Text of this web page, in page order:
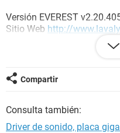
Versión EVEREST
Sitio Web http://
Tipo de informe Asistente
Ordenador DEYAGUSS-
Sistema operativo
5.1.2600 (WinXP Retail)
Hora 09:57
Compartir
Consulta también:
Driver de sonido, placa